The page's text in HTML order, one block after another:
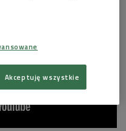
Akceptuję wszystkie